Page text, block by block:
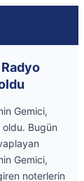
Gemici,
oldu. Bugün
Gemici,
noterlerin